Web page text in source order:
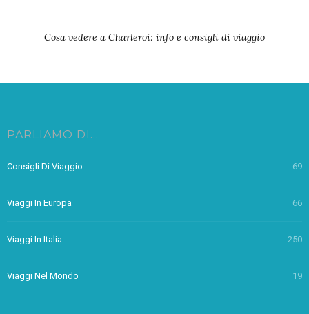
Cosa vedere a Charleroi: info e consigli di viaggio
PARLIAMO DI…
Consigli Di Viaggio 69
Viaggi In Europa 66
Viaggi In Italia 250
Viaggi Nel Mondo 19